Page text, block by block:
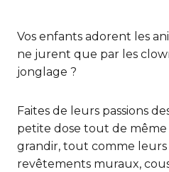
Vos enfants adorent les
ne jurent que par les
jonglage ?
Faites de leurs passions
petite dose tout de
grandir, tout comme leurs
revêtements muraux,